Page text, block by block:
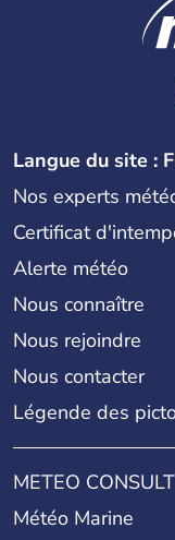
Langue du site :
Nos experts
Certificat
Alerte météo
Nous connaître
Nous rejoindre
Nous contacter
Légende des
METEO CONSULT
Météo Marine